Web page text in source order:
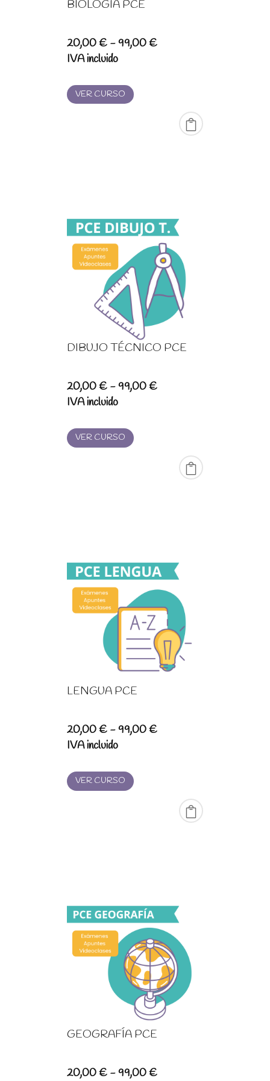
BIOLOGÍA PCE
20,00€ -99,00€Rango
hasta
99,00 €
IVA incluido
VER CURSO
DIBUJO TÉCNICO PCE
20,00€ -99,00€Rango
hasta
99,00 €
IVA incluido
VER CURSO
LENGUA PCE
20,00€ -99,00€Rango
hasta
99,00 €
IVA incluido
VER CURSO
GEOGRAFÍA PCE
20,00€ -99,00€Rango